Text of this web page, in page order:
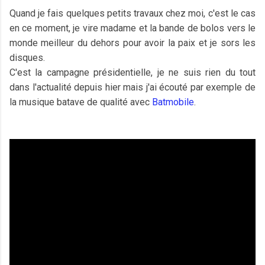
Quand je fais quelques petits travaux chez moi, c'est le cas
en ce moment, je vire madame et la bande de bolos vers le
monde meilleur du dehors pour avoir la paix et je sors les
disques.
C'est la campagne présidentielle, je ne suis rien du tout
dans l'actualité depuis hier mais j'ai écouté par exemple de
la musique batave de qualité avec Batmobile.